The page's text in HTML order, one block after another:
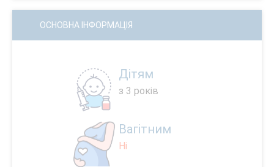
ОСНОВНА ІНФОРМАЦІЯ
Дітям
з 3 років
Вагітним
Ні